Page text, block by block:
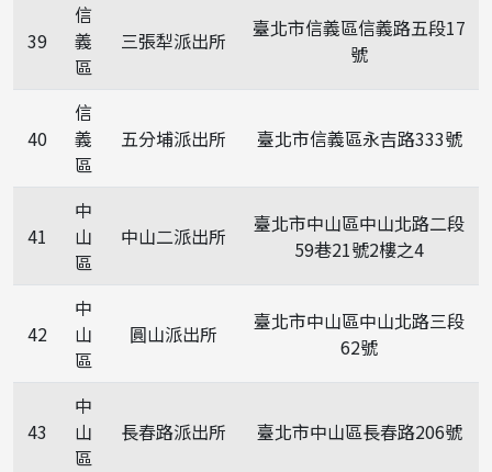
39
信
義
區
三張犁派出所
臺北市信義區信義路五段17
號
40
信
義
區
五分埔派出所 臺北市信義區永吉路333號
41
中
山
區
中山二派出所
臺北市中山區中山北路二段
59巷21號2樓之4
42
中
山
區
圓山派出所
臺北市中山區中山北路三段
62號
43
中
山
區
長春路派出所 臺北市中山區長春路206號